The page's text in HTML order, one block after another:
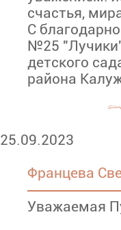
счастья,
С
№25
детского
района
25.09.2023
Францева
Уважаемая